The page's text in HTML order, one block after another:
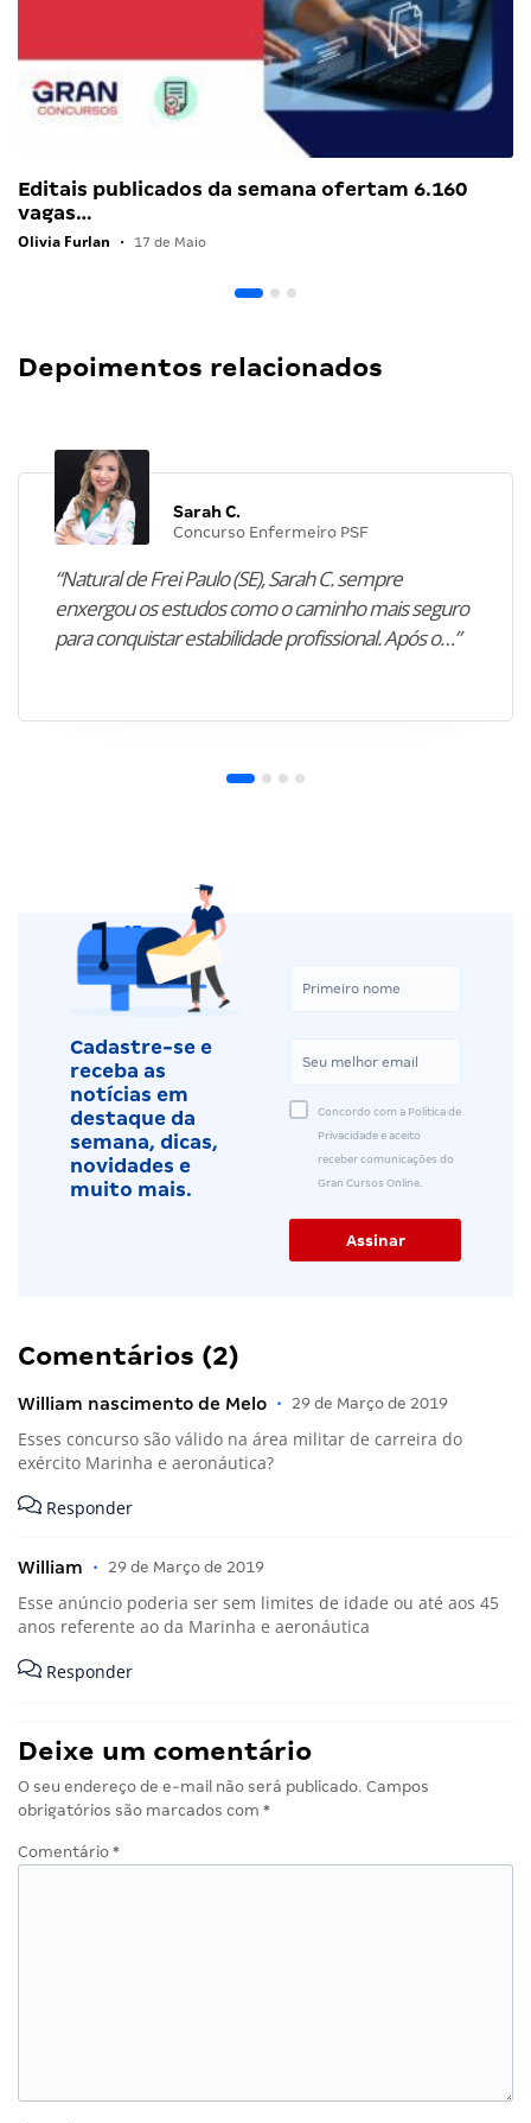
Editais publicados da semana ofertam 6.160
vagas…
Olivia Furlan • 17 de Maio
Depoimentos relacionados
Sarah C.
Concurso Enfermeiro PSF
“Natural de Frei Paulo (SE), Sarah C. sempre
enxergou os estudos como o caminho mais seguro
para conquistar estabilidade profissional. Após o…”
Cadastre-se e
receba as
notícias em
destaque da
semana, dicas,
novidades e
muito mais.
Concordo com a Política de
Privacidade e aceito
receber comunicações do
Gran Cursos Online.
Comentários (2)
William nascimento de Melo • 29 de Março de 2019
Esses concurso são válido na área militar de carreira do
exército Marinha e aeronáutica?
Responder
William • 29 de Março de 2019
Esse anúncio poderia ser sem limites de idade ou até aos 45
anos referente ao da Marinha e aeronáutica
Responder
Deixe um comentário
O seu endereço de e-mail não será publicado. Campos
obrigatórios são marcados com *
Comentário *